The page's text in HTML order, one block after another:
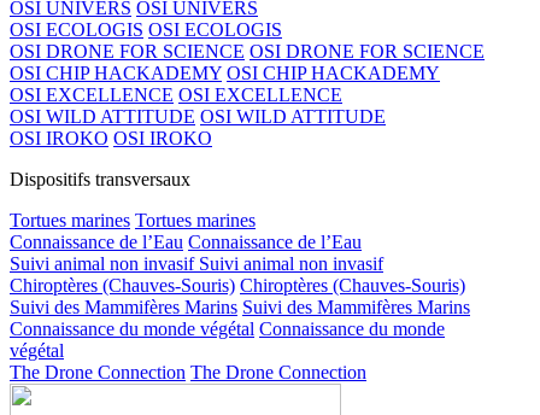
OSI UNIVERS OSI UNIVERS
OSI ECOLOGIS OSI ECOLOGIS
OSI DRONE FOR SCIENCE OSI DRONE FOR SCIENCE
OSI CHIP HACKADEMY OSI CHIP HACKADEMY
OSI EXCELLENCE OSI EXCELLENCE
OSI WILD ATTITUDE OSI WILD ATTITUDE
OSI IROKO OSI IROKO
Dispositifs transversaux
Tortues marines Tortues marines
Connaissance de l’Eau Connaissance de l’Eau
Suivi animal non invasif Suivi animal non invasif
Chiroptères (Chauves-Souris) Chiroptères (Chauves-Souris)
Suivi des Mammifères Marins Suivi des Mammifères Marins
Connaissance du monde végétal Connaissance du monde
végétal
The Drone Connection The Drone Connection